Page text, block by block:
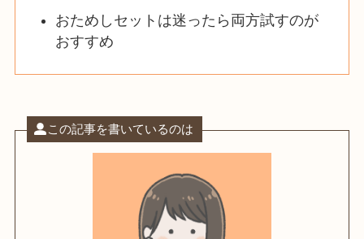
おためしセットは迷ったら両方試すのが
おすすめ
この記事を書いているのは